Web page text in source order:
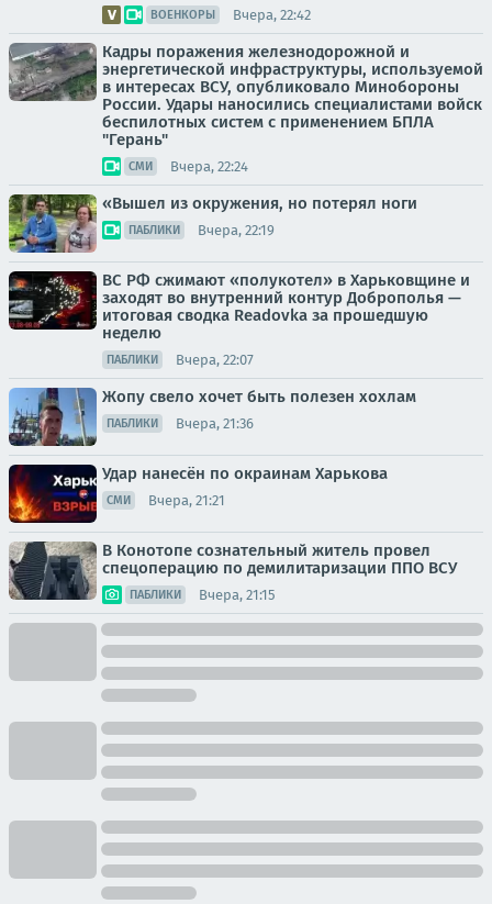
ВОЕНКОРЫ Вчера, 22:42
Кадры поражения железнодорожной и
энергетической инфраструктуры, используемой
в интересах ВСУ, опубликовало Минобороны
России. Удары наносились специалистами войск
беспилотных систем с применением БПЛА
"Герань"
СМИ Вчера, 22:24
«Вышел из окружения, но потерял ноги
ПАБЛИКИ Вчера, 22:19
ВС РФ сжимают «полукотел» в Харьковщине и
заходят во внутренний контур Доброполья —
итоговая сводка Readovka за прошедшую
неделю
ПАБЛИКИ Вчера, 22:07
Жопу свело хочет быть полезен хохлам
ПАБЛИКИ Вчера, 21:36
Удар нанесён по окраинам Харькова
СМИ Вчера, 21:21
В Конотопе сознательный житель провел
спецоперацию по демилитаризации ППО ВСУ
ПАБЛИКИ Вчера, 21:15